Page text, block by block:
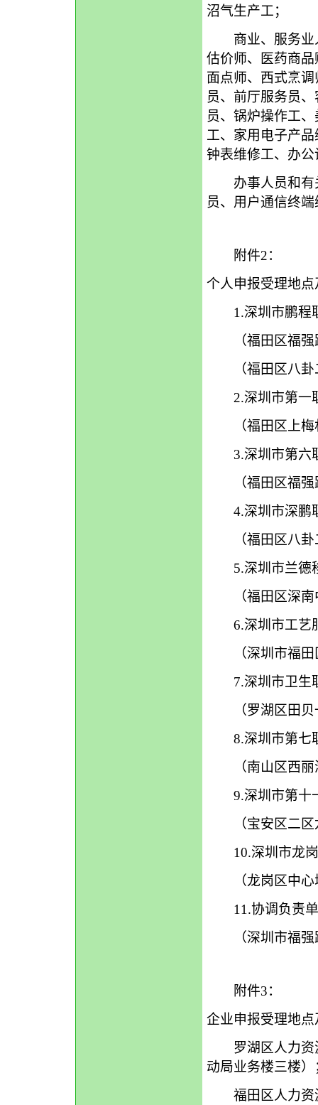
沼气生产工；
商业、服务业
估价师、医药商
面点师、西式烹
员、前厅服务员
员、锅炉操作工
工、家用电子产
钟表维修工、办
办事人员和有
员、用户通信
附件2：
个人申报受理地
1.深圳市鹏程职
（福田区福强
（福田区八卦
2.深圳市第一职
（福田区上梅
3.深圳市第六职
（福田区福强路
4.深圳市深鹏职
（福田区八卦
5.深圳市兰德移
（福田区深南
6.深圳市工艺服
（深圳市福田
7.深圳市卫生职
（罗湖区田贝
8.深圳市第七职
（南山区西丽
9.深圳市第十一
（宝安区二区
10.深圳市龙岗
（龙岗区中心
11.协调负责单
（深圳市福强
附件3：
企业申报受理
罗湖区人力资源
动局业务楼三楼）
福田区人力资源